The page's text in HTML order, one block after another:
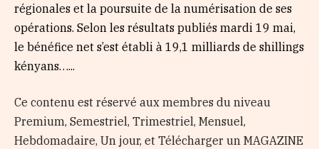
régionales et la poursuite de la numérisation de ses
opérations. Selon les résultats publiés mardi 19 mai,
le bénéfice net s’est établi à 19,1 milliards de shillings
kényans…...
Ce contenu est réservé aux membres du niveau
Premium, Semestriel, Trimestriel, Mensuel,
Hebdomadaire, Un jour, et Télécharger un MAGAZINE